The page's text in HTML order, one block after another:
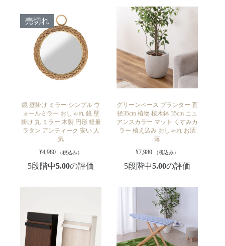
売切れ
鏡 壁掛け ミラー シンプル ウ
ォールミラー おしゃれ 鏡 壁
掛け 丸 ミラー 木製 円形 軽量
ラタン アンティーク 安い 人
気
¥4,980 （税込み）
5段階中5.00の評価
グリーンベース プランター 直
径35cm 植物 植木鉢 35cm ニュ
アンスカラー マット くすみカ
ラー 植え込み おしゃれ お洒
落
¥7,980 （税込み）
5段階中5.00の評価